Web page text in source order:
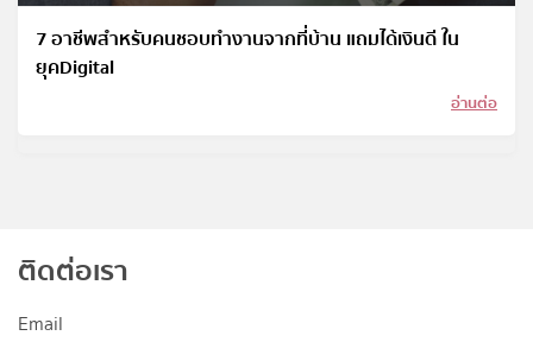
7 อาชีพสำหรับคนชอบทำงานจากที่บ้าน แถมได้เงินดี ใน
ยุคDigital
อ่านต่อ
ติดต่อเรา
Email